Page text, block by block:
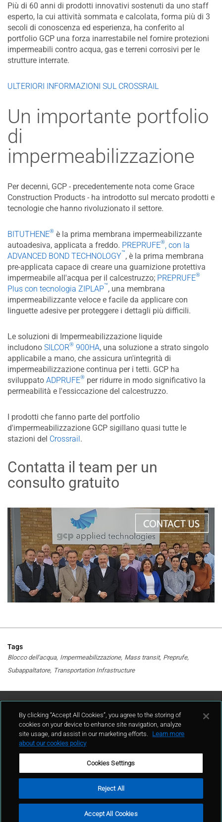
Più di 60 anni di prodotti innovativi sostenuti da uno staff
esperto, la cui attività sommata e calcolata, forma più di 3
secoli di conoscenza ed esperienza, ha conferito al
portfolio GCP una forza inarrestabile nel fornire protezioni
impermeabili contro acqua, gas e terreni corrosivi per le
strutture interrate.
​ULTERIORI INFORMAZIONI SUL CROSSRAIL
Un importante portfolio
di
impermeabilizzazione
Per decenni, GCP - precedentemente nota come Grace
Construction Products - ha introdotto sul mercato prodotti e
tecnologie che hanno rivoluzionato il settore.
BITUTHENE® è la prima membrana impermeabilizzante
autoadesiva, applicata a freddo. PREPRUFE® , con la
ADVANCED BOND TECHNOLOGY™, è la prima membrana
pre-applicata capace di creare una guarnizione protettiva
impermeabile all'acqua per il calcestruzzo; PREPRUFE®
Plus con tecnologia ZIPLAP™, una membrana
impermeabilizzante veloce e facile da applicare con
linguette adesive per proteggere i dettagli più difficili.
Le soluzioni di Impermeabilizzazione liquide
includono SILCOR® 900HA, una soluzione a strato singolo
applicabile a mano, che assicura un'integrità di
impermeabilizzazione continua per i tetti. GCP ha
sviluppato ADPRUFE® per ridurre in modo significativo la
permeabilità e l'essiccazione del calcestruzzo.
I prodotti che fanno parte del portfolio
d'impermeabilizzazione GCP sigillano quasi tutte le
stazioni del Crossrail.
Contatta il team per un
consulto gratuito
Tags
Blocco dell'acqua Impermeabilizzazione Mass transit Preprufe
Subappaltatore Transportation Infrastructure
Contattaci
Condizioni d'uso
Politica sulla privacy
Segnalazioni Whistleblowing
By clicking “Accept All Cookies”, you agree to the storing of
cookies on your device to enhance site navigation, analyze
site usage, and assist in our marketing efforts.
Learn more
about our cookies policy
Cookies Settings
Reject All
Accept All Cookies